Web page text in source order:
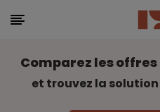
Comparez les
et trouvez la